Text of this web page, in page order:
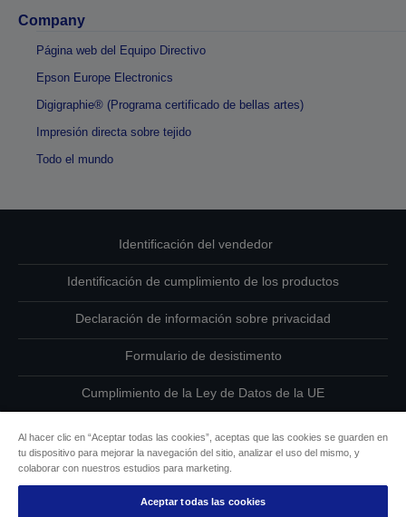
Company
Página web del Equipo Directivo
Epson Europe Electronics
Digigraphie® (Programa certificado de bellas artes)
Impresión directa sobre tejido
Todo el mundo
Identificación del vendedor
Identificación de cumplimiento de los productos
Declaración de información sobre privacidad
Formulario de desistimento
Cumplimiento de la Ley de Datos de la UE
Información sobre cookies
Compromiso de accesibilidad de Epson
Al hacer clic en “Aceptar todas las cookies”, aceptas que las cookies se guarden en
tu dispositivo para mejorar la navegación del sitio, analizar el uso del mismo, y
colaborar con nuestros estudios para marketing.
Aceptar todas las cookies